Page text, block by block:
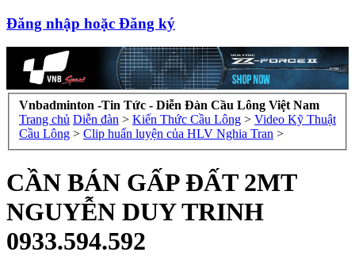
Đăng nhập hoặc Đăng ký
Vnbadminton -Tin Tức - Diễn Đàn Cầu Lông Việt Nam
Trang chủ Diễn đàn > Kiến Thức Cầu Lông > Video Kỹ Thuật
Cầu Lông > Clip huấn luyện của HLV Nghia Tran >
CẦN BÁN GẤP ĐẤT 2MT
NGUYỄN DUY TRINH
0933.594.592